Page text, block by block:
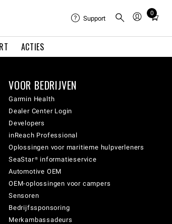
ACTIES
Support
0
Total
in
VOOR BEDRIJVEN
Garmin Health
Dealer Center Login
Developers
inReach Professional
Oplossingen voor maritieme hulpverleners
SeaStar® informatieservice
Automotive OEM
OEM-oplossingen voor campers
Sensoren
Bedrijfssponsoring
Merkambassadeurs